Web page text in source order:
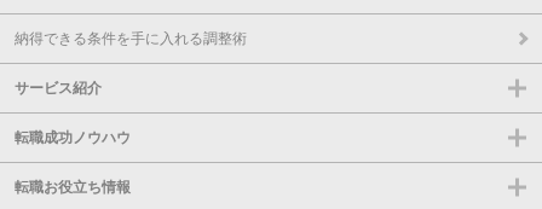
納得できる条件を手に入れる調整術
サービス紹介
転職成功ノウハウ
転職お役立ち情報